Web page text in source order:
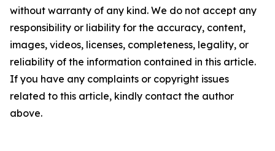
without warranty of any kind. We do not accept any
responsibility or liability for the accuracy, content,
images, videos, licenses, completeness, legality, or
reliability of the information contained in this article.
If you have any complaints or copyright issues
related to this article, kindly contact the author
above.